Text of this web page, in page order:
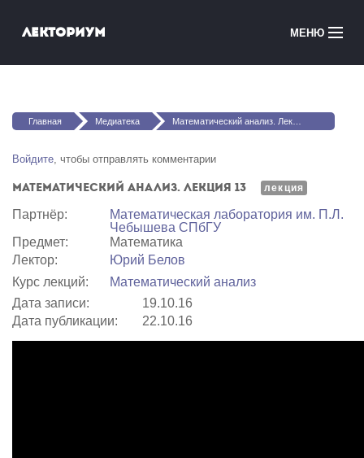
Лекториум МЕНЮ
Медиатека
Courses in English
Вы здесь
Главная Медиатека Математический анализ. Лекция 13
Войдите, чтобы отправлять комментарии
Математический анализ. Лекция 13 лекция
Партнёр:
Математичеcкая лаборатория им. П.Л.
Чебышева СПбГУ
Предмет:
Математика
Лектор:
Юрий Белов
Курс лекций:
Математический анализ
Дата записи:
19.10.16
Дата публикации:
22.10.16